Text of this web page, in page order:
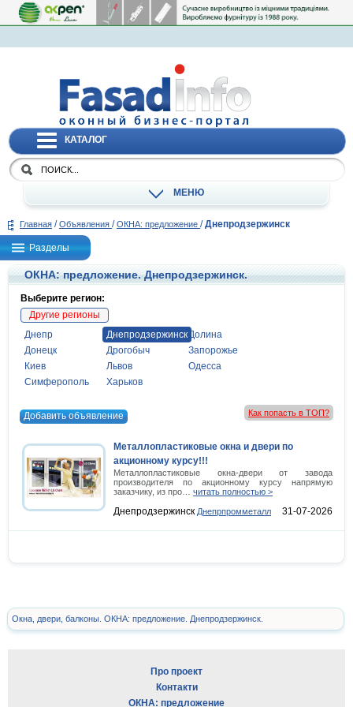
КАТАЛОГ
МЕНЮ
Главная / Объявления / ОКНА: предложение / Днепродзержинск
Разделы
ОКНА: предложение. Днепродзержинск.
Выберите регион:
Другие регионы
Днепр
Днепродзержинск Долина
Донецк
Дрогобыч
Запорожье
Киев
Львов
Одесса
Симферополь
Харьков
Добавить объявление Как попасть в ТОП?
Металлопластиковые окна и двери по
акционному курсу!!!
Металлопластиковые окна-двери от завода
производителя по акционному курсу напрямую
заказчику, из про… читать полностью >
Днепродзержинск Днепрпромметалл 31-07-2026
Окна, двери, балконы. ОКНА: предложение. Днепродзержинск.
Про проект
Контакти
ОКНА: предложение